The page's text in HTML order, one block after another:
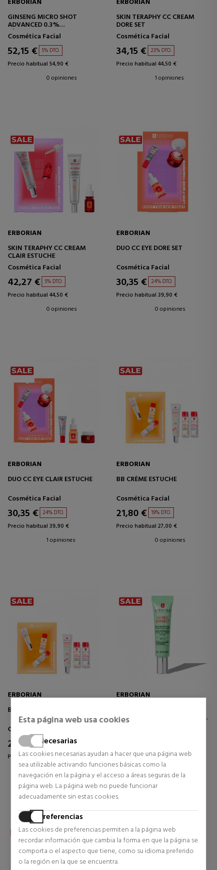
Esta página web usa cookies
Necesarias
Las cookies necesarias ayudan a hacer que una página web
sea utilizable activando funciones básicas como la
navegación en la página y el acceso a áreas seguras de la
página web. La página web no puede funcionar
adecuadamente sin estas cookies.
Preferencias
Las cookies de preferencias permiten a la página web
recordar información que cambia la forma en que la página se
comporta o el aspecto que tiene, como su idioma preferido
o la región en la que se encuentra.
GINSENG MICRO SHOT
ADVANCED 0.3%
SÉRUM RENOVADOR
MICROINFUSIONADO
Cosmética Facial
52,15 € 5% DTO.
Precio habitual 54,90 €
0 opiniones
SKIN TERAPHY CC CREAM
DORE SET
Cosmética Facial
34,15 € 23% DTO.
Precio habitual 44,50 €
1 opiniones
ERBORIAN
SKIN TERAPHY CC CREAM
CLAIR ESTUCHE
Cosmética Facial
42,27 € 5% DTO.
Precio habitual 44,50 €
0 opiniones
ERBORIAN
DUO CC EYE DORE SET
Cosmética Facial
30,35 € 24% DTO.
Precio habitual 39,90 €
0 opiniones
ERBORIAN
DUO CC EYE CLAIR ESTUCHE
Cosmética Facial
30,35 € 24% DTO.
Precio habitual 39,90 €
1 opiniones
ERBORIAN
BB CRÈME ESTUCHE
Cosmética Facial
21,80 € 19% DTO.
Precio habitual 27,00 €
0 opiniones
ERBORIAN
BB CRÈME ESTUCHE
Cosmética Coreana
21,80 € 19% DTO.
Precio habitual 27,00 €
0 opiniones
ERBORIAN
TRATAMIENTO CORRECTOR
ANTI-ROJECES
Precio habitual 22,90 €
0 opiniones